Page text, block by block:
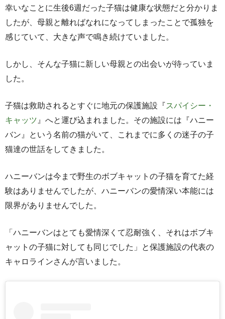
幸いなことに生後6週だった子猫は健康な状態だと分かりま
したが、母親と離ればなれになってしまったことで孤独を
感じていて、大きな声で鳴き続けていました。
しかし、そんな子猫に新しい母親との出会いが待っていま
した。
子猫は救助されるとすぐに地元の保護施設『スパイシー・
キャッツ 』へと運び込まれました。その施設には『ハニー
バン』という名前の猫がいて、これまでに多くの迷子の子
猫達の世話をしてきました。
ハニーバンは今まで野生のボブキャットの子猫を育てた経
験はありませんでしたが、ハニーバンの愛情深い本能には
限界がありませんでした。
「ハニーバンはとても愛情深くて忍耐強く、それはボブキ
ャットの子猫に対しても同じでした」と保護施設の代表の
キャロラインさんが言いました。